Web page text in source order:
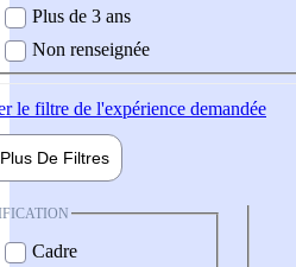
Plus de 3 ans
Non renseignée
le filtre de l'expérience demandée
Plus De Filtres
Cadre